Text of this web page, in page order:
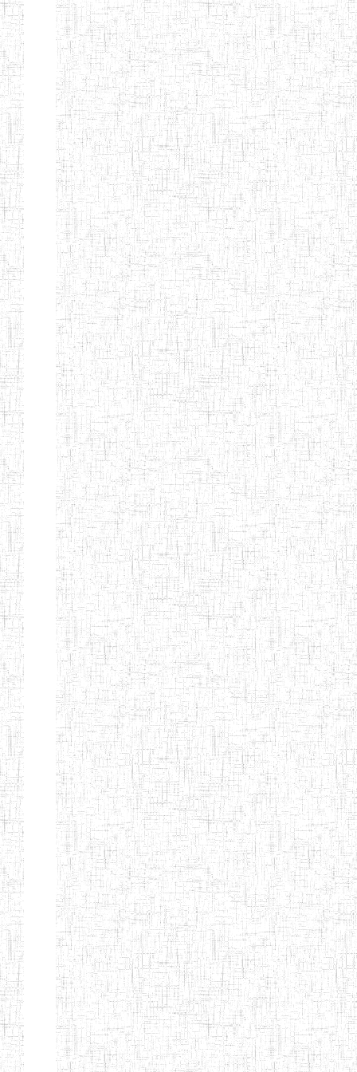
SAINT
ANDREW'S BTTC
28/12/2007 ENIEG
MODEL
INCLUSIVE
BILINGUAL
TEACHER
TRAINING
INSTITUTE
08/09/2015 ENIEG
CEFED/SPED/TTI
SANTA
17/11/2008 ENIEG
PTTC MBENGWI 06/08/1990 ENIEG
FULL GOSPEL
BTTC MBENGWI
02/10/1998 ENIEG
BAPTIST
TEACHERS
TRAINING
COLLEGE
08/08/1983 ENIEG
KENCHOLIA
TEACHER'S
TRAINING
COLLEGE
"K.T.T.C NDOP"
15/09/2015 ENIEG
ENIEG PRIVEE
BILINGUE
LAIQUE LES
PERFORMANCES
PEDAGOGIQUES
01/09/2015 ENIEG
ENIEG DU HAUT
NKAM
12/08/2013 ENIEG
ENIEG BILINGUE
DE L'IPEP DE
BANDJOUN
05/09/2003 ENIEG
ENIEG PRIVEE
NANFAH
07/09/2012 ENIEG
ENPIEG TERESA
JANE
14/03/2014 ENIEG